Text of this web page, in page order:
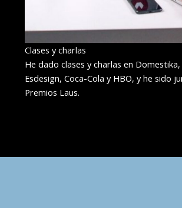
Clases y charlas
He dado clases y charlas en
Esdesign, Coca-Cola y HBO, y he sido
Premios Laus.